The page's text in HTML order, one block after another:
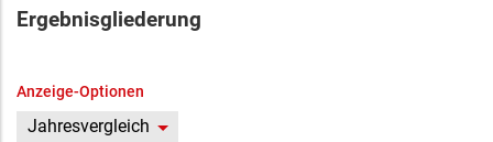
Ergebnisgliederung
Anzeige-Optionen
Jahresvergleich